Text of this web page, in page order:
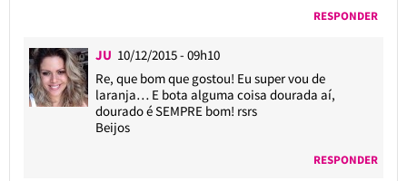
RESPONDER
JU 10/12/2015 - 09h10
Re, que bom que gostou! Eu super vou de
laranja… E bota alguma coisa dourada aí,
dourado é SEMPRE bom! rsrs
Beijos
RESPONDER